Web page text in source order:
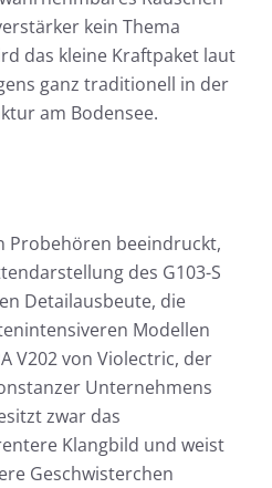
kein Thema
das kleine Kraftpaket laut
ganz traditionell in der
am Bodensee.
Probehören beeindruckt,
des G103-S
Detailausbeute, die
Modellen
V202 von Violectric, der
Unternehmens
zwar das
Klangbild und weist
Geschwisterchen